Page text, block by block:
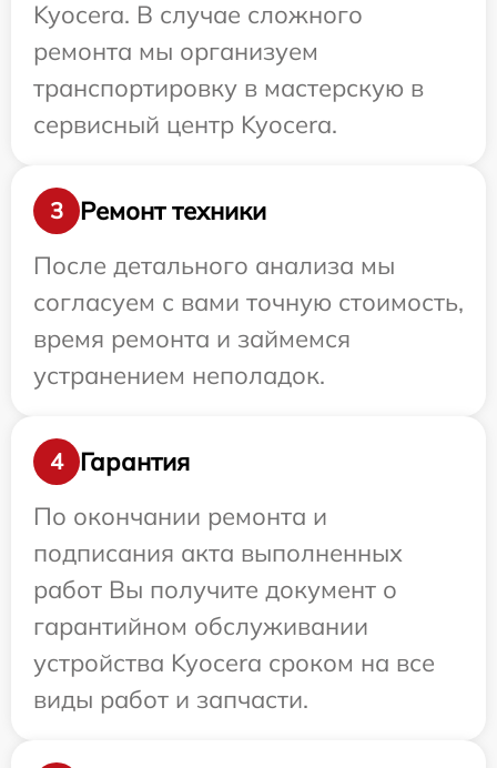
Kyocera. В случае сложного
ремонта мы организуем
транспортировку в мастерскую в
сервисный центр Kyocera.
3
Ремонт техники
После детального анализа мы
согласуем с вами точную стоимость,
время ремонта и займемся
устранением неполадок.
4
Гарантия
По окончании ремонта и
подписания акта выполненных
работ Вы получите документ о
гарантийном обслуживании
устройства Kyocera сроком на все
виды работ и запчасти.